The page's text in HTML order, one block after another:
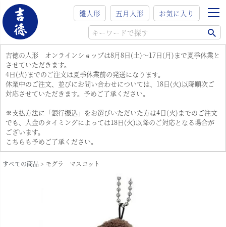
雛人形 五月人形 お気に入り
吉徳の人形 オンラインショップは8月8日(土)～17日(月)まで夏季休業と
させていただきます。
4日(火)までのご注文は夏季休業前の発送になります。
休業中のご注文、並びにお問い合わせについては、18日(火)以降順次ご
対応させていただきます。予めご了承ください。
※支払方法に「銀行振込」をお選びいただいた方は4日(火)までのご注文
でも、入金のタイミングによっては18日(火)以降のご対応となる場合が
ございます。
こちらも予めご了承ください。
すべての商品 モグラ マスコット